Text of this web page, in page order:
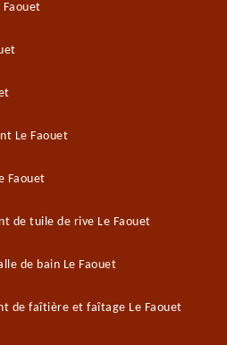
Le Faouet
Faouet
de tuile de rive Le Faouet
de bain Le Faouet
de faîtière et faîtage Le Faouet